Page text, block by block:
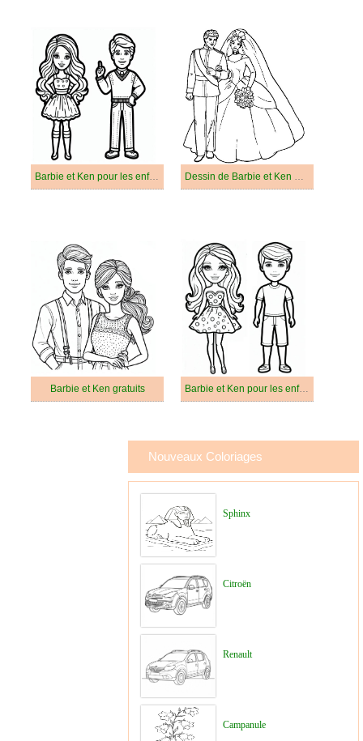
Barbie et Ken pour les enfants de 5 ans Dessin de Barbie et Ken Gratuit
Barbie et Ken gratuits Barbie et Ken pour les enfants
Nouveaux Coloriages
Sphinx
Citroën
Renault
Campanule